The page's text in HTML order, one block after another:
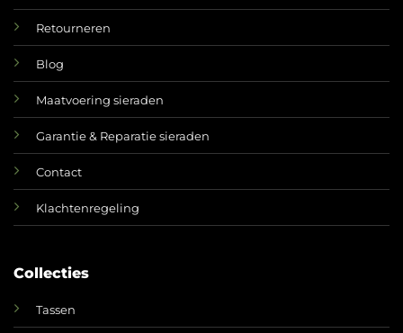
Retourneren
Blog
Maatvoering sieraden
Garantie & Reparatie sieraden
Contact
Klachtenregeling
Collecties
Tassen